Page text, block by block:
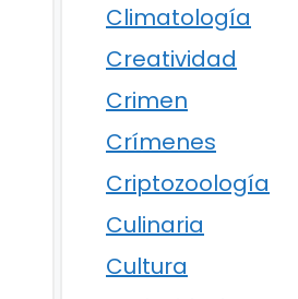
Climatología
Creatividad
Crimen
Crímenes
Criptozoología
Culinaria
Cultura